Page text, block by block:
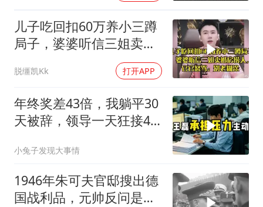
儿子吃回扣60万养小三蹲
局子，婆婆听信三姐卖婚
脱缰凯Kk 打开APP
年终奖差43倍，我躺平30
天被辞，领导一天狂接47
小兔子发现大事情
1946年朱可夫官邸搜出德
国战利品，元帅反问是否